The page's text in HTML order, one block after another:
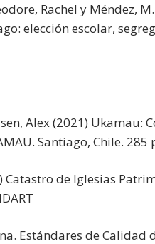
Rachel y Méndez,
elección escolar,
Alex (2021) Ukamau:
Santiago, Chile. 285
Catastro de Iglesias
Estándares de Calidad